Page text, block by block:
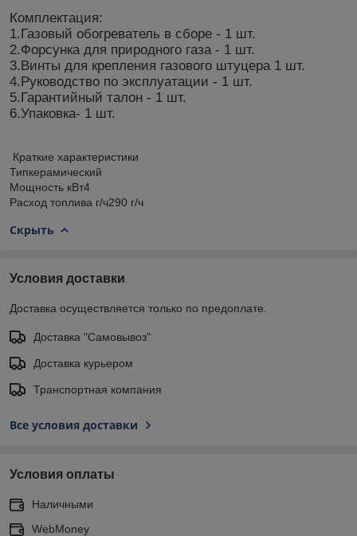
Комплектация:
1.Газовый обогреватель в сборе - 1 шт.
2.Форсунка для природного газа - 1 шт.
3.Винты для крепления газового штуцера 1 шт.
4.Руководство по эксплуатации - 1 шт.
5.Гарантийный талон - 1 шт.
6.Упаковка- 1 шт.
Краткие характеристики
Типкерамический
Мощность кВт4
Расход топлива г/ч290 г/ч
Скрыть
Условия доставки
Доставка осуществляется только по предоплате.
Доставка "Самовывоз"
Доставка курьером
Транспортная компания
Все условия доставки
Условия оплаты
Наличными
WebMoney